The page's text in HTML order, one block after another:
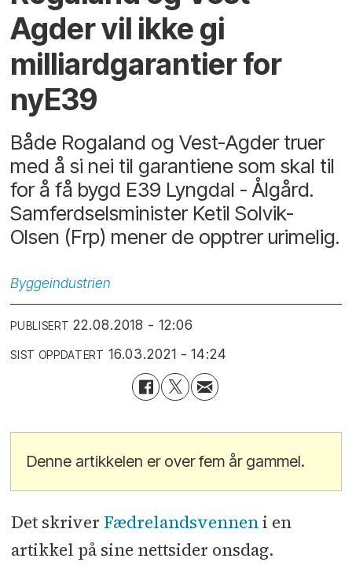
Agder vil ikke gi
milliardgarantier for
nyE39
Både Rogaland og Vest-Agder truer
med å si nei til garantiene som skal til
for å få bygd E39 Lyngdal - Ålgård.
Samferdselsminister Ketil Solvik-
Olsen (Frp) mener de opptrer urimelig.
Byggeindustrien
PUBLISERT 22.08.2018 - 12:06
SIST OPPDATERT 16.03.2021 - 14:24
Denne artikkelen er over fem år gammel.
Det skriver Fædrelandsvenneni en
artikkel på sine nettsider onsdag.